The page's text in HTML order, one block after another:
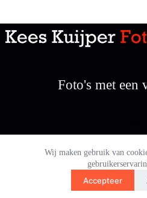
Wij maken gebruik van
Accepteer
Foto's met een
Gallery